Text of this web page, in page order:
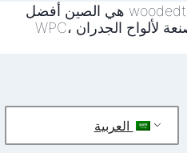
woodedtech.com هي الصين أفضل
شركة مصنعة لألواح الجدران WPC،
العربية